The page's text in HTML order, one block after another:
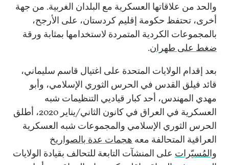
والحد من علاقاتها العسكرية مع البلدان الغربية. من جهة
أخرى، تحتفظ حكومة إقليم كردستان، على الأرجح،
بالمجموعات الكردية المتمردة لاستخدامها بمثابة ورقة
ضغط على طهران.
بعد إقدام الولايات المتحدة على اغتيال قاسم سليماني،
قائد فيلق القدس في الحرس الثوري الإسلامي، وأبو
مهدي المهندس، أحد كبار قياديي التنظيمات شبه
العسكرية في العراق في كانون الثاني/يناير 2020، أطلق
الحرس الثوري الإسلامي والمجموعات شبه العسكرية
العراقية المتحالفة معه هجمات عدة بالصواريخ
والمُسيّرات على المنشآت التابعة للتحالف بقيادة الولايات